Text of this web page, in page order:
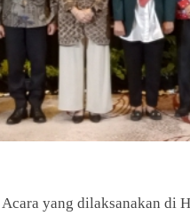
Acara yang dilaksanakan di